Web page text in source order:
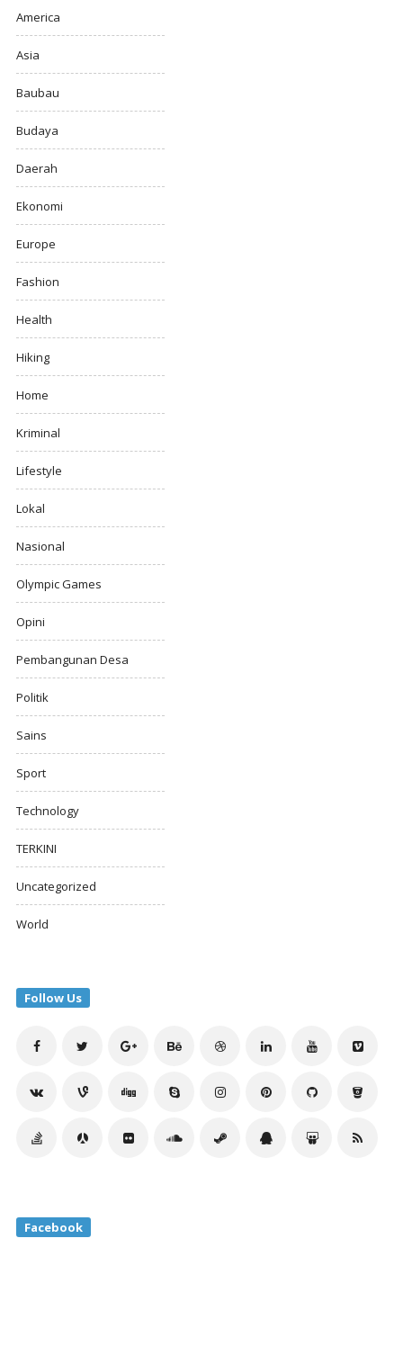
America
Asia
Baubau
Budaya
Daerah
Ekonomi
Europe
Fashion
Health
Hiking
Home
Kriminal
Lifestyle
Lokal
Nasional
Olympic Games
Opini
Pembangunan Desa
Politik
Sains
Sport
Technology
TERKINI
Uncategorized
World
Follow Us
Facebook